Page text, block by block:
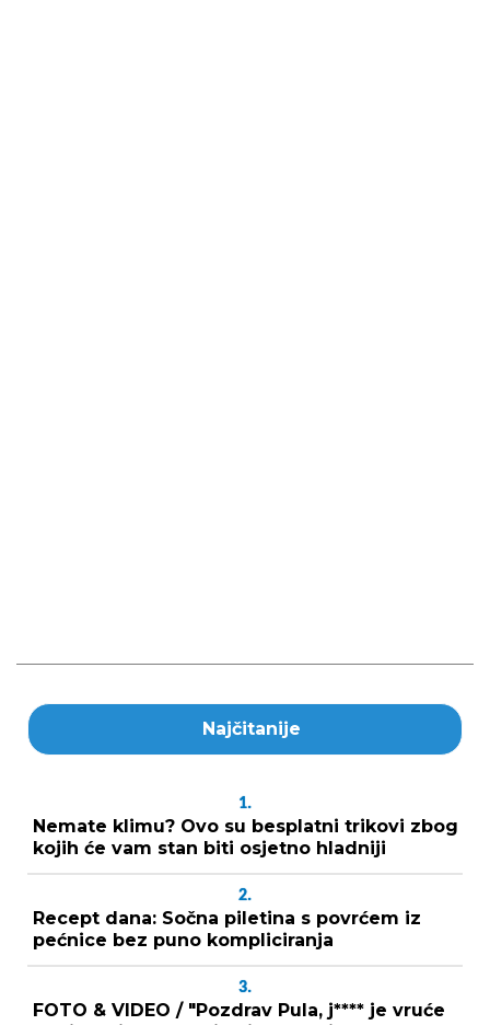
Najčitanije
1.
Nemate klimu? Ovo su besplatni trikovi zbog
kojih će vam stan biti osjetno hladniji
2.
Recept dana: Sočna piletina s povrćem iz
pećnice bez puno kompliciranja
3.
FOTO & VIDEO / "Pozdrav Pula, j**** je vruće